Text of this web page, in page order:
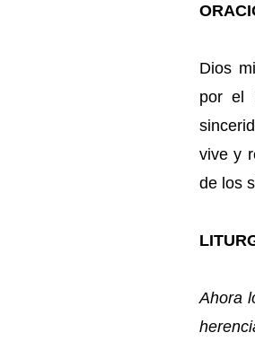
Dios
por el
vive y
de los
Ahora